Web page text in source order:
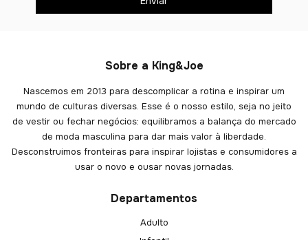
Sobre a King&Joe
Nascemos em 2013 para descomplicar a rotina e inspirar um
mundo de culturas diversas. Esse é o nosso estilo, seja no jeito
de vestir ou fechar negócios: equilibramos a balança do mercado
de moda masculina para dar mais valor à liberdade.
Desconstruimos fronteiras para inspirar lojistas e consumidores a
usar o novo e ousar novas jornadas.
Departamentos
Adulto